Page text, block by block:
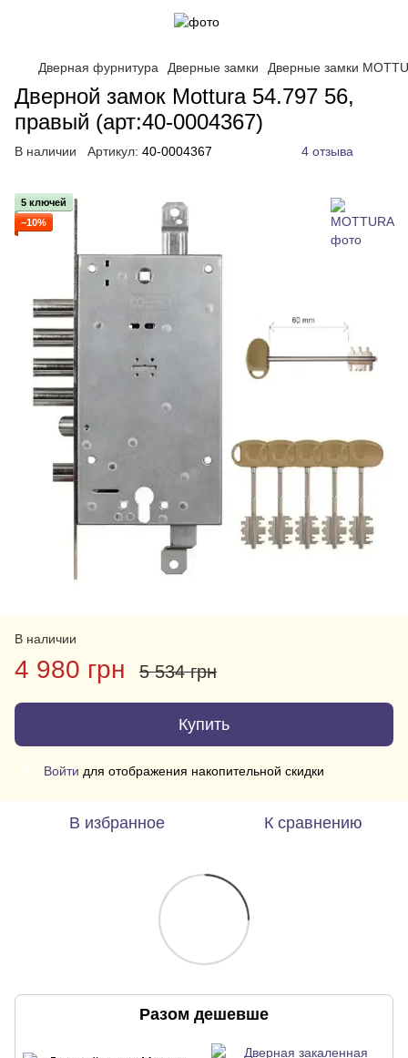
Дверная фурнитура Дверные замки Дверные замки
Дверной замок ​Mottura 54.797 56,
правый (арт:40-0004367)
В наличии Артикул: 40-0004367 4 отзыва
5 ключей
−10%
В наличии
4 980 грн 5 534 грн
Купить
Войти для отображения накопительной скидки
В избранное К сравнению
Разом дешевше